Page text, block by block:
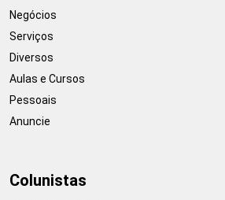
Negócios
Serviços
Diversos
Aulas e Cursos
Pessoais
Anuncie
Colunistas